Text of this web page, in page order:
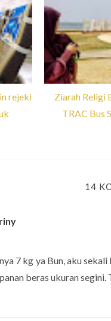
rejeki
Ziarah Religi
TRAC Bus
14
7 kg ya Bun, aku
beras ukuran segini.